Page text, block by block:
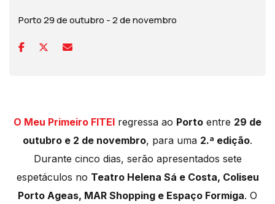
Porto 29 de outubro - 2 de novembro
O Meu Primeiro FITEI regressa ao Porto entre 29 de
outubro e 2 de novembro, para uma 2.ª edição.
Durante cinco dias, serão apresentados sete
espetáculos no Teatro Helena Sá e Costa, Coliseu
Porto Ageas, MAR Shopping e Espaço Formiga. O